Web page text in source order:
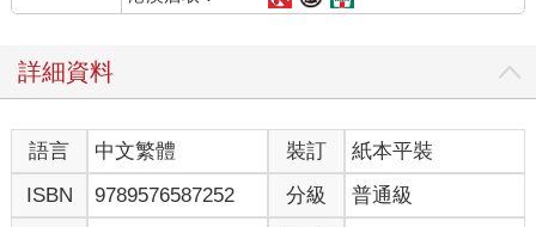
詳細資料
語言 中文繁體 裝訂
紙本平裝
ISBN
9789576587252 分級 普通級